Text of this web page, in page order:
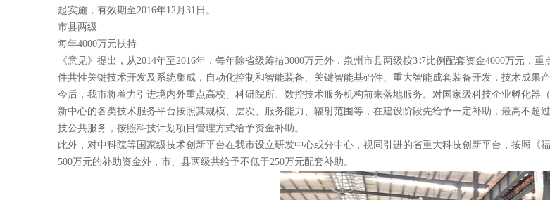
起实施，有效期至2016年12月31日。
市县两级
每年4000万元扶持
《意见》提出，从2014年至2016年，每年除省级筹措3000万元外，泉州市县两级按3∶7比例配套资金4000万元
件共性关键技术开发及系统集成，自动化控制和智能装备、关键智能基础件、重大智能成套装备开发，技术成果
今后，我市将着力引进境内外重点高校、科研院所、数控技术服务机构前来落地服务。对国家级科技企业孵化
新中心的各类技术服务平台按照其规模、层次、服务能力、辐射范围等，在建设阶段先给予一定补助，最高不
技公共服务，按照科技计划项目管理方式给予资金补助。
此外，对中科院等国家级技术创新平台在我市设立研发中心或分中心，视同引进的省重大科技创新平台，按照
500万元的补助资金外，市、县两级共给予不低于250万元配套补助。